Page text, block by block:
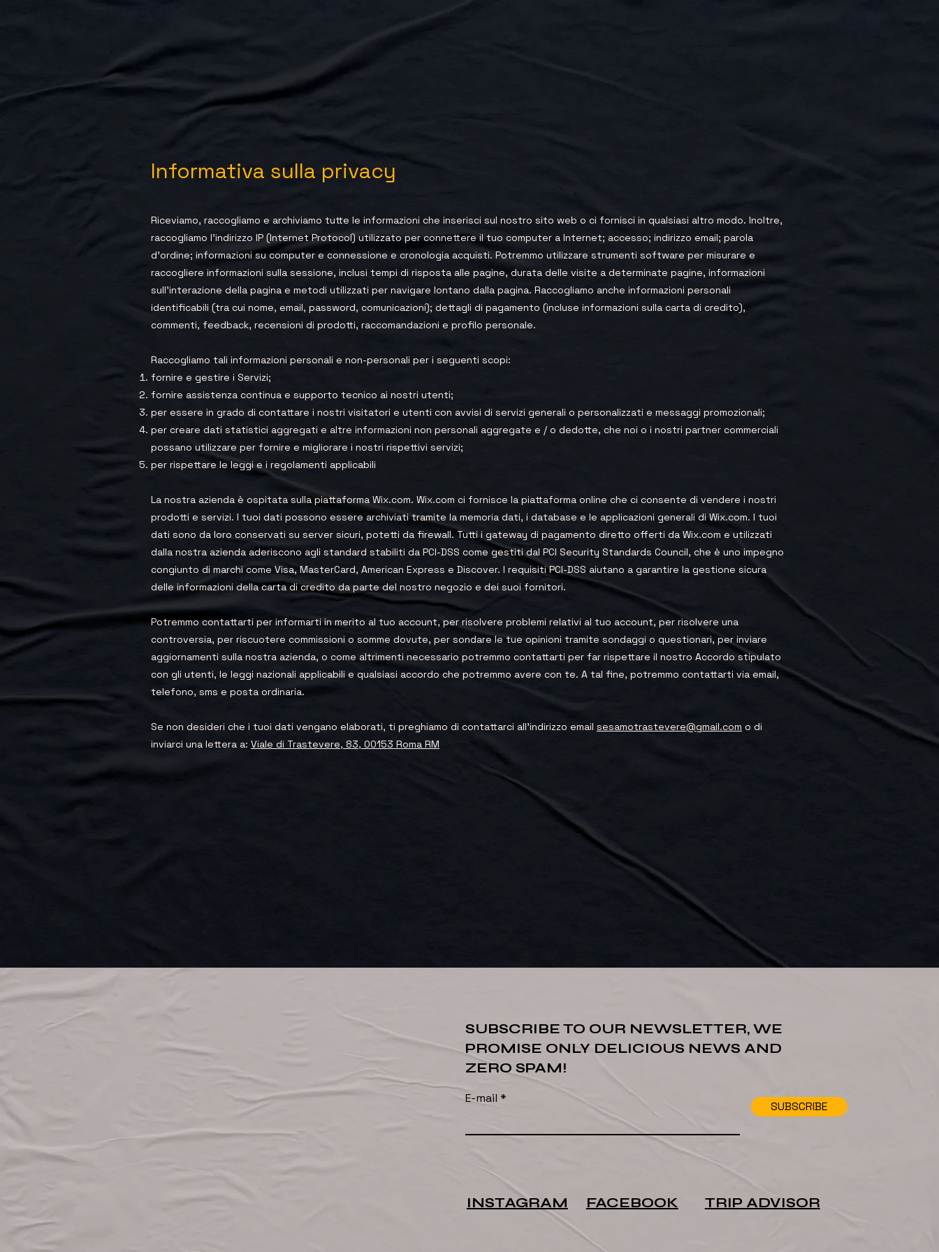
Informativa sulla privacy
​Riceviamo, raccogliamo e archiviamo tutte le informazioni che inserisci sul nostro sito web o ci fornisci in qualsiasi altro modo. Inoltre,
raccogliamo l'indirizzo IP (Internet Protocol) utilizzato per connettere il tuo computer a Internet; accesso; indirizzo email; parola
d'ordine; informazioni su computer e connessione e cronologia acquisti. Potremmo utilizzare strumenti software per misurare e
raccogliere informazioni sulla sessione, inclusi tempi di risposta alle pagine, durata delle visite a determinate pagine, informazioni
sull'interazione della pagina e metodi utilizzati per navigare lontano dalla pagina. Raccogliamo anche informazioni personali
identificabili (tra cui nome, email, password, comunicazioni); dettagli di pagamento (incluse informazioni sulla carta di credito),
commenti, feedback, recensioni di prodotti, raccomandazioni e profilo personale.
Raccogliamo tali informazioni personali e non-personali per i seguenti scopi:
fornire e gestire i Servizi;
fornire assistenza continua e supporto tecnico ai nostri utenti;
per essere in grado di contattare i nostri visitatori e utenti con avvisi di servizi generali o personalizzati e messaggi promozionali;
per creare dati statistici aggregati e altre informazioni non personali aggregate e / o dedotte, che noi o i nostri partner commerciali
possano utilizzare per fornire e migliorare i nostri rispettivi servizi;
per rispettare le leggi e i regolamenti applicabili
La nostra azienda è ospitata sulla piattaforma Wix.com. Wix.com ci fornisce la piattaforma online che ci consente di vendere i nostri
prodotti e servizi. I tuoi dati possono essere archiviati tramite la memoria dati, i database e le applicazioni generali di Wix.com. I tuoi
dati sono da loro conservati su server sicuri, potetti da firewall. Tutti i gateway di pagamento diretto offerti da Wix.com e utilizzati
dalla nostra azienda aderiscono agli standard stabiliti da PCI-DSS come gestiti dal PCI Security Standards Council, che è uno impegno
congiunto di marchi come Visa, MasterCard, American Express e Discover. I requisiti PCI-DSS aiutano a garantire la gestione sicura
delle informazioni della carta di credito da parte del nostro negozio e dei suoi fornitori.
Potremmo contattarti per informarti in merito al tuo account, per risolvere problemi relativi al tuo account, per risolvere una
controversia, per riscuotere commissioni o somme dovute, per sondare le tue opinioni tramite sondaggi o questionari, per inviare
aggiornamenti sulla nostra azienda, o come altrimenti necessario potremmo contattarti per far rispettare il nostro Accordo stipulato
con gli utenti, le leggi nazionali applicabili e qualsiasi accordo che potremmo avere con te. A tal fine, potremmo contattarti via email,
telefono, sms e posta ordinaria.
Se non desideri che i tuoi dati vengano elaborati, ti preghiamo di contattarci all'indirizzo email sesamotrastevere@gmail.com o di
inviarci una lettera a: Viale di Trastevere, 83, 00153 Roma RM
SUBSCRIBE TO OUR NEWSLETTER, WE
PROMISE ONLY DELICIOUS NEWS AND
ZERO SPAM!
E-mail
SUBSCRIBE
INSTAGRAM FACEBOOK TRIP ADVISOR